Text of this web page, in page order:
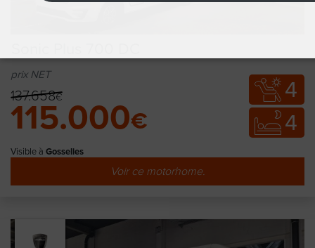
prix NET
137.658€
115.000€
Visible à Gosselies
4
4
Voir ce motorhome.